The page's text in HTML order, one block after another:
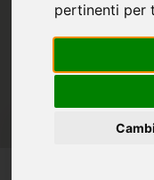
pertinenti per